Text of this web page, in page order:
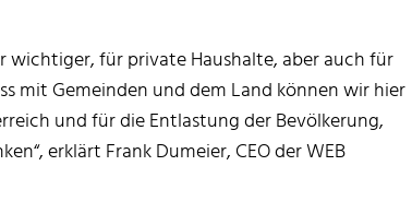
wichtiger, für private Haushalte, aber auch für
mit Gemeinden und dem Land können wir hier
und für die Entlastung der Bevölkerung,
erklärt Frank Dumeier, CEO der WEB